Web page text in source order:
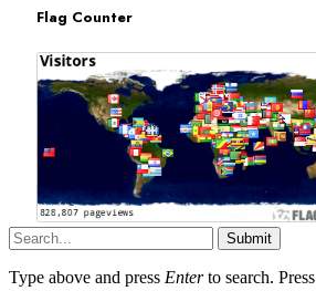
Flag Counter
Submit
Type above and press Enterto search. Press